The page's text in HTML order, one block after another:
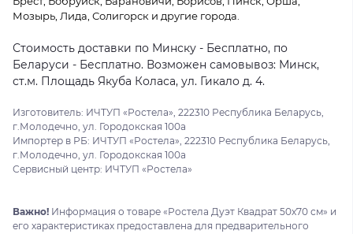
Мозырь, Лида, Солигорск и другие города.
Стоимость доставки по Минску - Бесплатно, по
Беларуси - Бесплатно. Возможен самовывоз: Минск,
ст.м. Площадь Якуба Коласа, ул. Гикало д. 4.
Изготовитель: ИЧТУП «Ростела», 222310 Республика Беларусь,
г.Молодечно, ул. Городокская 100а
Импортер в РБ: ИЧТУП «Ростела», 222310 Республика Беларусь,
г.Молодечно, ул. Городокская 100а
Сервисный центр: ИЧТУП «Ростела»
Важно! Информация о товаре «Ростела Дуэт Квадрат 50x70 см» и
его характеристиках предоставлена для предварительного